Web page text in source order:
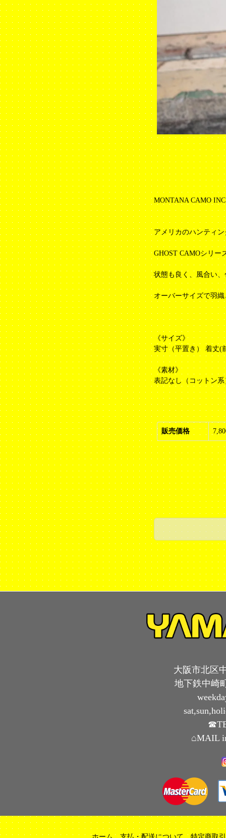
MONTANA CAMO
アメリカのハンティ
GHOST CAMOシリー
状態も良く、風合い
オーバーサイズで羽
《サイズ》
実寸（平置き） 着丈(
《素材》
表記なし（コットン系
販売価格
大阪市北区
地下鉄中崎
⌂MAIL